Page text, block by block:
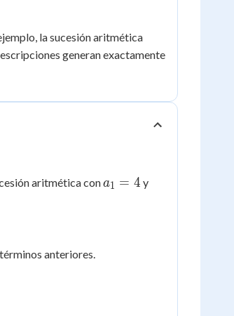
la sucesión aritmética
generan exactamente
aritmética cona_1
a1 = 4 yd
anteriores.